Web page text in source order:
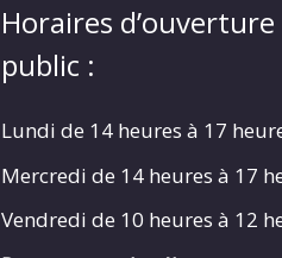
Horaires d’ouverture
public :
Lundi de 14 heures à 17
Mercredi de 14 heures à 17
Vendredi de 10 heures à 12